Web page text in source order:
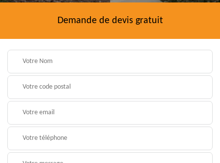
Demande de devis gratuit